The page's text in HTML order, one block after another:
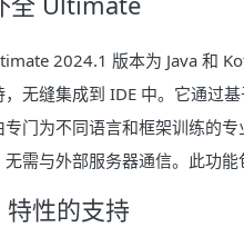
2024.1 版本为 Java 和
，无缝集成到 IDE 中。它通过
门为不同语言和框架训练的
需与外部服务器通信。此功
特性的支持